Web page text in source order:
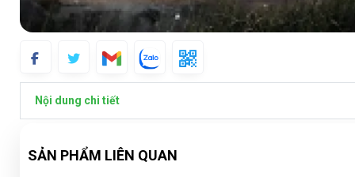
Nội dung chi tiết
SẢN PHẨM LIÊN QUAN